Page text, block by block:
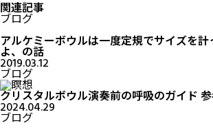
関連記事
ブログ
アルケミーボウルは一度定規でサイズを計
よ、の話
2019.03.12
ブログ
クリスタルボウル演奏前の呼吸のガイド
2024.04.29
ブログ